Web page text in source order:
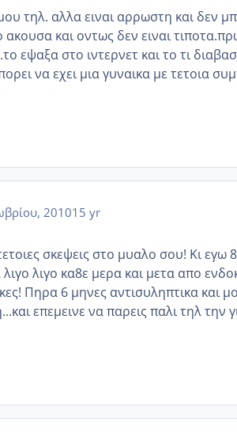
τηλ. αλλα ειναι αρρωστη και δεν
και οντως δεν ειναι
εψαξα στο ιντερνετ και το τι
να εχει μια γυναικα με τετοια
201015 yr
σκεψεις στο μυαλο σου! Κι εγω
λιγο λιγο κα8ε μερα και μετα απο
Πηρα 6 μηνες αντισυληπτικα και
επεμεινε να παρεις παλι τηλ την